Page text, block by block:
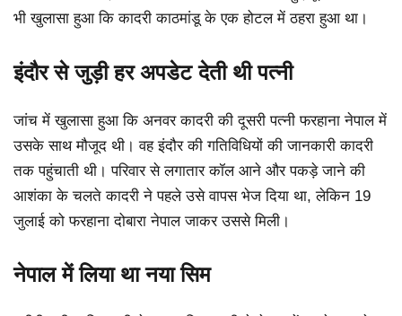
भी खुलासा हुआ कि कादरी काठमांडू के एक होटल में ठहरा हुआ था।
इंदौर से जुड़ी हर अपडेट देती थी पत्नी
जांच में खुलासा हुआ कि अनवर कादरी की दूसरी पत्नी फरहाना नेपाल में
उसके साथ मौजूद थी। वह इंदौर की गतिविधियों की जानकारी कादरी
तक पहुंचाती थी। परिवार से लगातार कॉल आने और पकड़े जाने की
आशंका के चलते कादरी ने पहले उसे वापस भेज दिया था, लेकिन 19
जुलाई को फरहाना दोबारा नेपाल जाकर उससे मिली।
नेपाल में लिया था नया सिम